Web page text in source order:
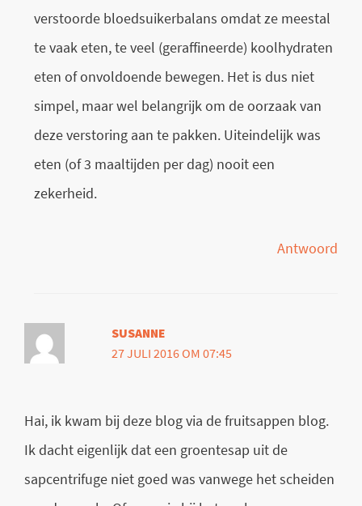
verstoorde bloedsuikerbalans omdat ze meestal
te vaak eten, te veel (geraffineerde) koolhydraten
eten of onvoldoende bewegen. Het is dus niet
simpel, maar wel belangrijk om de oorzaak van
deze verstoring aan te pakken. Uiteindelijk was
eten (of 3 maaltijden per dag) nooit een
zekerheid.
Antwoord
SUSANNE
27 JULI 2016 OM 07:45
Hai, ik kwam bij deze blog via de fruitsappen blog.
Ik dacht eigenlijk dat een groentesap uit de
sapcentrifuge niet goed was vanwege het scheiden